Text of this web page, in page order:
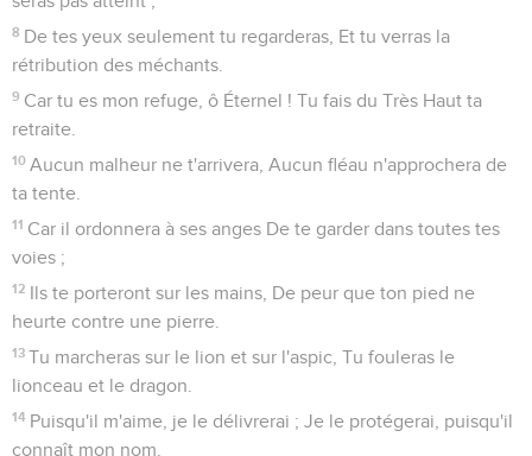
8 De tes yeux seulement tu regarderas, Et tu verras la
rétribution des méchants.
9 Car tu es mon refuge, ô Éternel ! Tu fais du Très Haut ta
retraite.
10 Aucun malheur ne t'arrivera, Aucun fléau n'approchera de
ta tente.
11 Car il ordonnera à ses anges De te garder dans toutes tes
voies ;
12 Ils te porteront sur les mains, De peur que ton pied ne
heurte contre une pierre.
13 Tu marcheras sur le lion et sur l'aspic, Tu fouleras le
lionceau et le dragon.
14 Puisqu'il m'aime, je le délivrerai ; Je le protégerai, puisqu'il
connaît mon nom.